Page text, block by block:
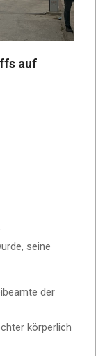
auf
seine
der
körperlich